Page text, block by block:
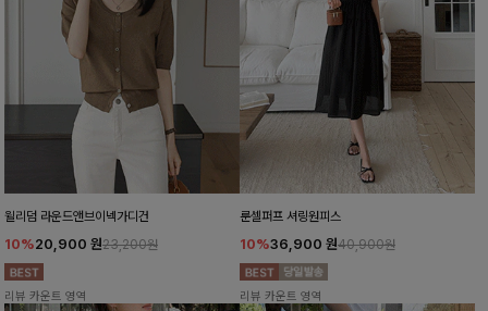
윌리덤 라운드앤브이넥가디건
10%20,900 원23,200원
리뷰 카운트 영역
룬셀퍼프 셔링원피스
10%36,900 원40,900원
리뷰 카운트 영역